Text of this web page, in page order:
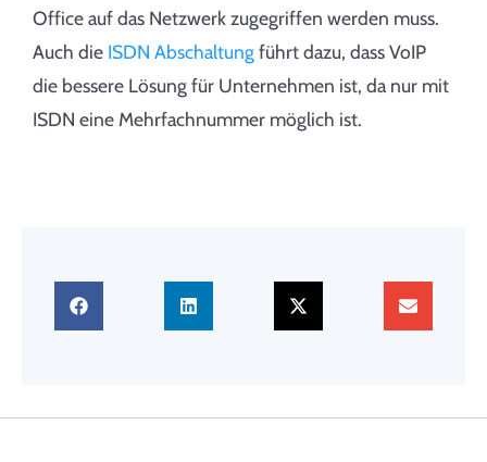
Office auf das Netzwerk zugegriffen werden muss.
Auch die ISDN Abschaltungführt dazu, dass VoIP
die bessere Lösung für Unternehmen ist, da nur mit
ISDN eine Mehrfachnummer möglich ist.